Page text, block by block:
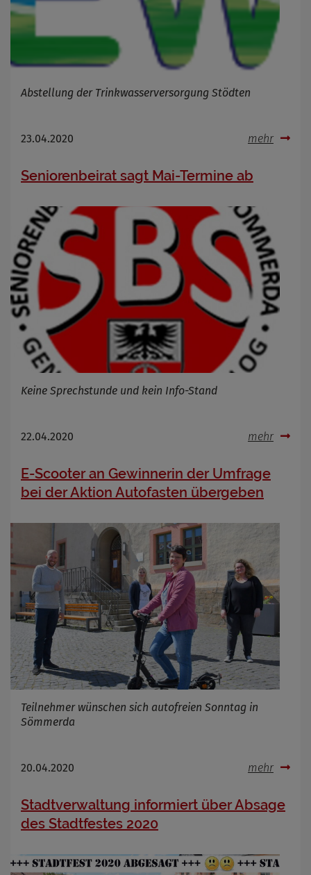
Abstellung der Trinkwasserversorgung Stödten
23.04.2020 mehr
Seniorenbeirat sagt Mai-Termine ab
Keine Sprechstunde und kein Info-Stand
22.04.2020 mehr
E-Scooter an Gewinnerin der Umfrage
bei der Aktion Autofasten übergeben
Teilnehmer wünschen sich autofreien Sonntag in
Sömmerda
20.04.2020 mehr
Stadtverwaltung informiert über Absage
des Stadtfestes 2020